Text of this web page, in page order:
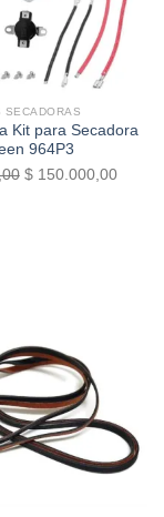
SECADORAS
Kit para Secadora
964P3
El
$150.000,00El